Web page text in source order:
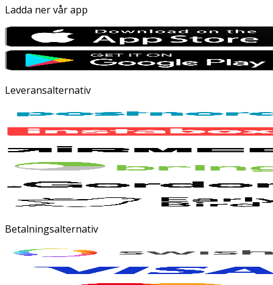
Ladda ner vår app
Leveransalternativ
Betalningsalternativ